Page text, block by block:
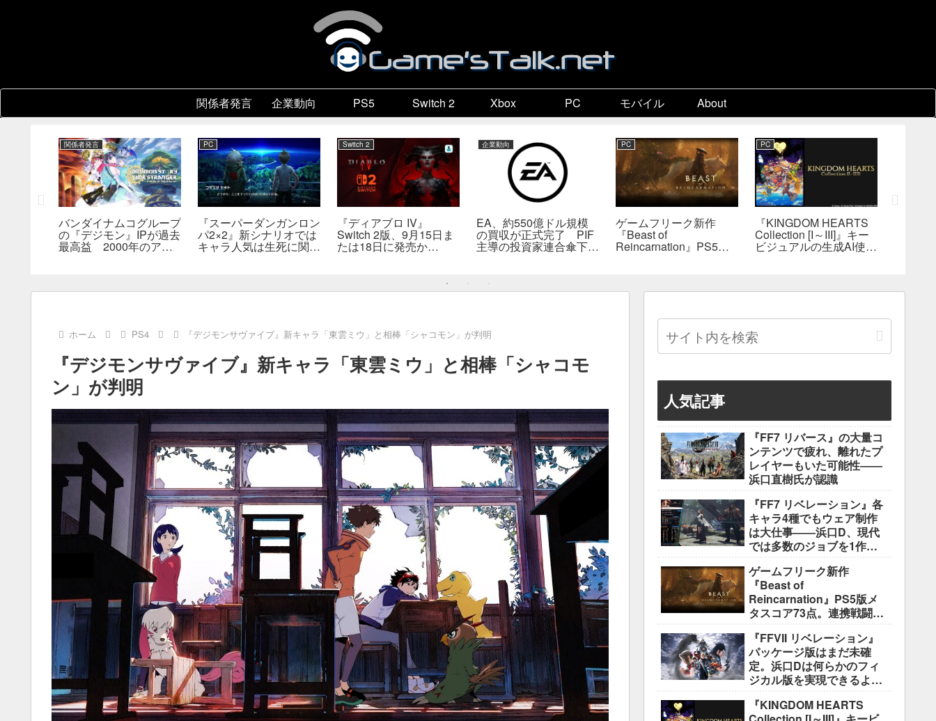
関係者発言 企業動向 PS5 Switch 2 Xbox PC モバイル About
関係者発言
バンダイナムコグループ
の『デジモン』IPが過去
最高益 2000年のアニ
PC
『スーパーダンガンロン
パ2×2』新シナリオでは
キャラ人気は生死に関係
Switch 2
『ディアブロ IV』
Switch 2版、9月15日ま
たは18日に発売か
企業動向
EA、約550億ドル規模
の買収が正式完了 PIF
主導の投資家連合傘下で
PC
ゲームフリーク新作
『Beast of
Reincarnation』PS5版
満
PC
『KINGDOM HEARTS
Collection [I～III]』キー
ビジュアルの生成AI使用
ホーム PS4 『デジモンサヴァイブ』新キャラ「東雲ミウ」と相棒「シャコモン」が判明
『デジモンサヴァイブ』新キャラ「東雲ミウ」と相棒「シャコモ
ン」が判明
人気記事
『FF7 リバース』の大量コ
ンテンツで疲れ、離れたプ
レイヤーもいた可能性――
浜口直樹氏が認識
『FF7 リベレーション』各
キャラ4種でもウェア制作
は大仕事――浜口D、現代
では多数のジョブを1作に
説明
ゲームフリーク新作
『Beast of
Reincarnation』PS5版メ
タスコア73点。連携戦闘は
き”には不満
『FFVII リベレーション』
パッケージ版はまだ未確
定。浜口Dは何らかのフィ
ジカル版を実現できるよう
『KINGDOM HEARTS